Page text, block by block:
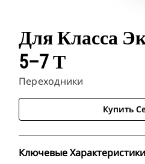
Для Класса
5–7 Т
Переходники
Купить
Ключевые Характеристики